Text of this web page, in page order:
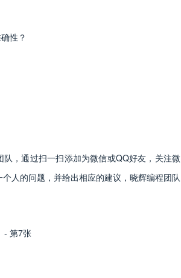
性？
，通过扫一扫添加为微信或QQ好友，关注微
人的问题，并给出相应的建议，晓辉编程团队